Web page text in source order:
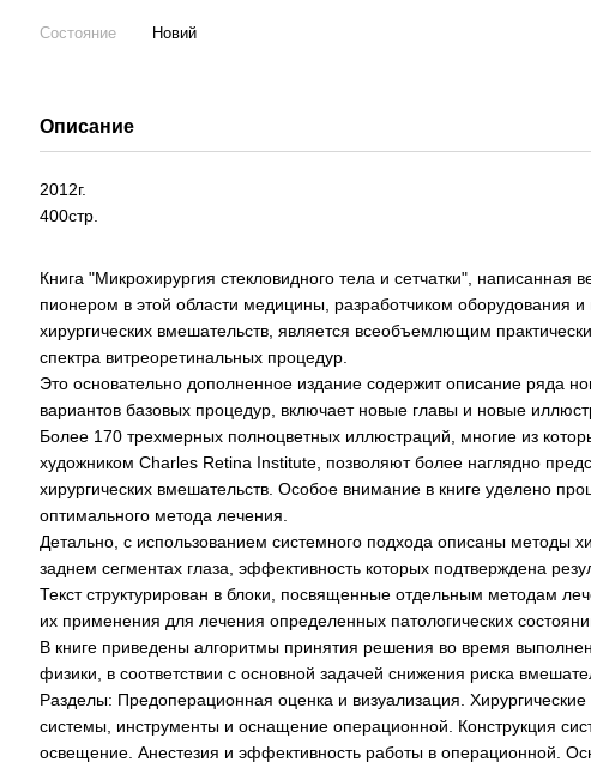
Состояние Новий
Описание
2012г.
400стр.
Книга "Микрохирургия стекловидного тела и сетчатки",
пионером в этой области медицины, разработчиком оборудования
хирургических вмешательств, является всеобъемлющим
спектра витреоретинальных процедур.
Это основательно дополненное издание содержит описание ряда
вариантов базовых процедур, включает новые главы и новые
Более 170 трехмерных полноцветных иллюстраций, многие из
художником Charles Retina Institute, позволяют более наглядно
хирургических вмешательств. Особое внимание в книге уделено
оптимального метода лечения.
Детально, с использованием системного подхода описаны методы
заднем сегментах глаза, эффективность которых подтверждена
Текст структурирован в блоки, посвященные отдельным методам
их применения для лечения определенных патологических
В книге приведены алгоритмы принятия решения во время
физики, в соответствии с основной задачей снижения риска
Разделы: Предоперационная оценка и визуализация.
системы, инструменты и оснащение операционной. Конструкция
освещение. Анестезия и эффективность работы в операционной.